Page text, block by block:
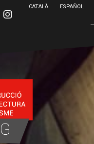
CATALÀ ESPAÑOL